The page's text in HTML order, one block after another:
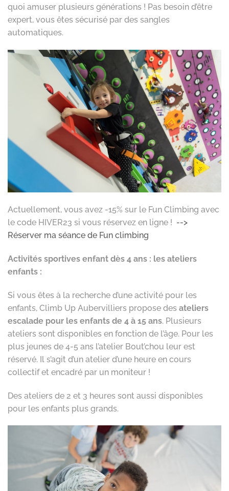
quoi amuser plusieurs générations ! Pas besoin d’être
expert, vous êtes sécurisé par des sangles
automatiques.
Actuellement, vous avez -15% sur le Fun Climbing avec
le code HIVER23 si vous réservez en ligne ! -->
Réserver ma séance de Fun climbing
Activités sportives enfant dès 4 ans : les ateliers
enfants :
Si vous êtes à la recherche d’une activité pour les
enfants, Climb Up Aubervilliers propose des ateliers
escalade pour les enfants de 4 à 15 ans. Plusieurs
ateliers sont disponibles en fonction de l’âge. Pour les
plus jeunes de 4-5 ans l’atelier Bout’chou leur est
réservé. Il s’agit d’un atelier d’une heure en cours
collectif et encadré par un moniteur !
Des ateliers de 2 et 3 heures sont aussi disponibles
pour les enfants plus grands.